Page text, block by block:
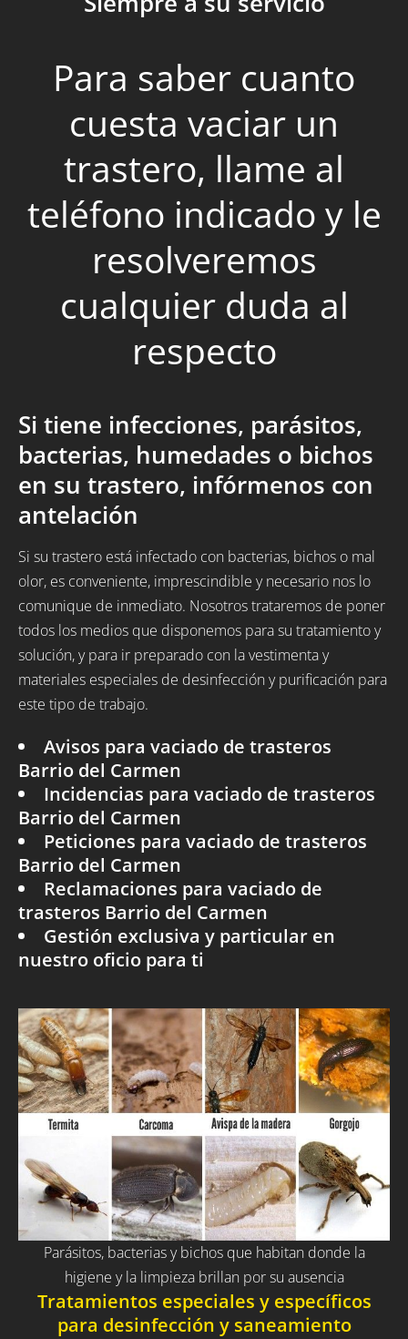
Para saber cuanto
cuesta vaciar un
trastero, llame al
teléfono indicado y le
resolveremos
cualquier duda al
respecto
Si tiene infecciones, parásitos,
bacterias, humedades o bichos
en su trastero, infórmenos con
antelación
Si su trastero está infectado con bacterias, bichos o mal
olor, es conveniente, imprescindible y necesario nos lo
comunique de inmediato. Nosotros trataremos de poner
todos los medios que disponemos para su tratamiento y
solución, y para ir preparado con la vestimenta y
materiales especiales de desinfección y purificación para
este tipo de trabajo.
Avisos para vaciado de trasteros
Barrio del Carmen
Incidencias para vaciado de trasteros
Barrio del Carmen
Peticiones para vaciado de trasteros
Barrio del Carmen
Reclamaciones para vaciado de
trasteros Barrio del Carmen
Gestión exclusiva y particular en
nuestro oficio para ti
Parásitos, bacterias y bichos que habitan donde la
higiene y la limpieza brillan por su ausencia
Tratamientos especiales y específicos
para desinfección y saneamiento